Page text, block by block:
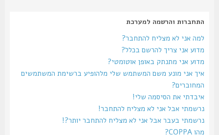
התחברות והרשמה למערכת
למה אני לא מצליח להתחבר?
מדוע אני צריך להרשם בכלל?
מדוע אני מתנתק באופן אוטומטי?
איך אני מונע משם המשתמש שלי מלהופיע ברשימת המשתמשים
המחוברים?
איבדתי את הסיסמה שלי!
נרשמתי אבל אני לא מצליח להתחבר!
נרשמתי בעבר אבל אני לא מצליח להתחבר יותר?!